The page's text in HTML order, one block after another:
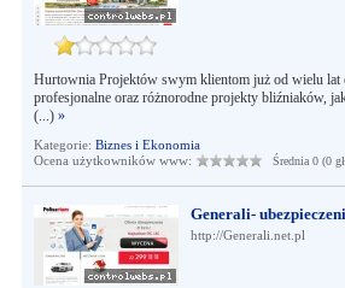
Hurtownia Projektów swym klientom już od wielu lat
profesjonalne oraz różnorodne projekty bliźniaków,
(...) »
Kategorie: Biznes i Ekonomia
Ocena użytkowników www:
Średnia 0 (0
Generali-
http://Generali.net.pl